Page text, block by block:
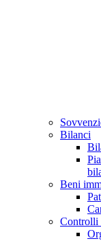
Bilanci
Beni
Controlli